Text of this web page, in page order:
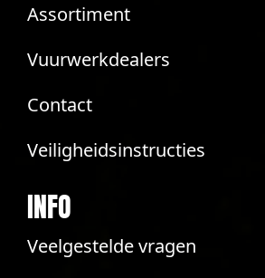
Assortiment
Vuurwerkdealers
Contact
Veiligheidsinstructies
INFO
Veelgestelde vragen